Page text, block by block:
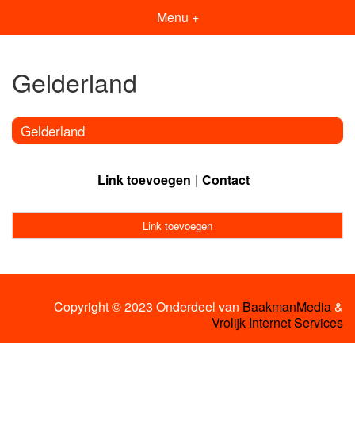
Menu +
Gelderland
Gelderland
Link toevoegen Contact
Link toevoegen
Copyright © 2023 Onderdeel van BaakmanMedia&
Vrolijk Internet Services